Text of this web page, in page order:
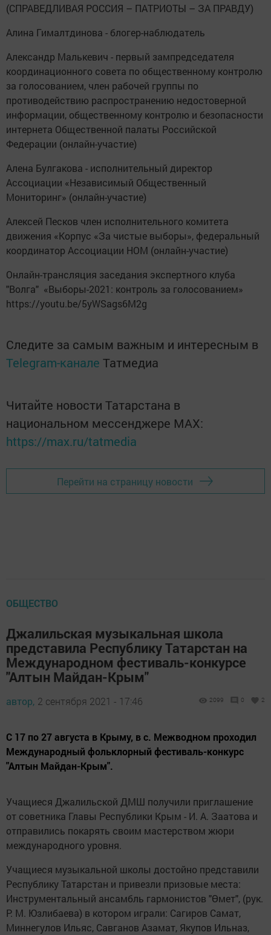
(СПРАВЕДЛИВАЯ РОССИЯ – ПАТРИОТЫ – ЗА ПРАВДУ)
Алина Гималтдинова - блогер-наблюдатель
Александр Малькевич - первый зампредседателя
координационного совета по общественному контролю
за голосованием, член рабочей группы по
противодействию распространению недостоверной
информации, общественному контролю и безопасности
интернета Общественной палаты Российской
Федерации (онлайн-участие)
Алена Булгакова - исполнительный директор
Ассоциации «Независимый Общественный
Мониторинг» (онлайн-участие)
Алексей Песков член исполнительного комитета
движения «Корпус «За чистые выборы», федеральный
координатор Ассоциации НОМ (онлайн-участие)
Онлайн-трансляция заседания экспертного клуба
"Волга" «Выборы-2021: контроль за голосованием»
https://youtu.be/5yWSags6M2g
Следите за самым важным и интересным в
Telegram-канале Татмедиа
Читайте новости Татарстана в
национальном мессенджере MАХ:
https://max.ru/tatmedia
Перейти на страницу новости
ОБЩЕСТВО
Джалильская музыкальная школа
представила Республику Татарстан на
Международном фестиваль-конкурсе
"Алтын Майдан-Крым"
автор, 2 сентября 2021 - 17:46 2099 0 2
С 17 по 27 августа в Крыму, в с. Межводном проходил
Международный фольклорный фестиваль-конкурс
"Алтын Майдан-Крым".
Учащиеся Джалильской ДМШ получили приглашение
от советника Главы Республики Крым - И. А. Заатова и
отправились покарять своим мастерством жюри
международного уровня.
Учащиеся музыкальной школы достойно представили
Республику Татарстан и привезли призовые места:
Инструментальный ансамбль гармонистов "Өмет", (рук.
Р. М. Юзлибаева) в котором играли: Сагиров Самат,
Миннегулов Ильяс, Савганов Азамат, Якупов Ильназ,